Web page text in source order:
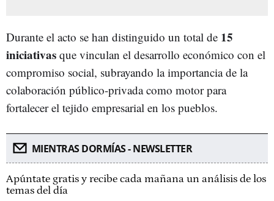
Durante el acto se han distinguido un total de 15
iniciativas que vinculan el desarrollo económico con el
compromiso social, subrayando la importancia de la
colaboración público-privada como motor para
fortalecer el tejido empresarial en los pueblos.
MIENTRAS DORMÍAS - NEWSLETTER
Apúntate gratis y recibe cada mañana un análisis de los
temas del día